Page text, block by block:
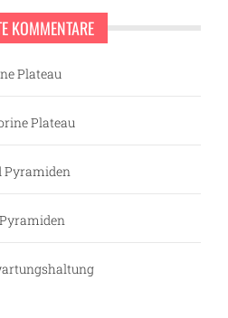
KOMMENTARE
Plateau
Plateau
Pyramiden